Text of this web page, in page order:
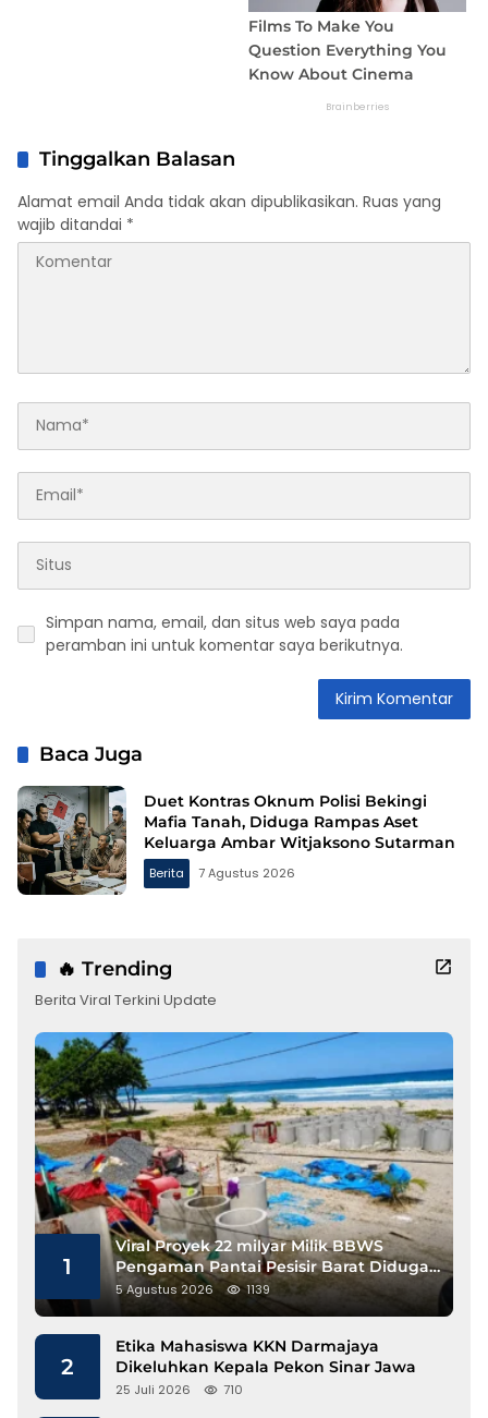
Tinggalkan Balasan
Alamat email Anda tidak akan dipublikasikan. Ruas yang
wajib ditandai *
Simpan nama, email, dan situs web saya pada
peramban ini untuk komentar saya berikutnya.
Baca Juga
Duet Kontras Oknum Polisi Bekingi
Mafia Tanah, Diduga Rampas Aset
Keluarga Ambar Witjaksono Sutarman
Berita 7 Agustus 2026
🔥 Trending
Berita Viral Terkini Update
1
Viral Proyek 22 milyar Milik BBWS
Pengaman Pantai Pesisir Barat Diduga
Gunakan Besi Banci
5 Agustus 2026 1139
2
Etika Mahasiswa KKN Darmajaya
Dikeluhkan Kepala Pekon Sinar Jawa
25 Juli 2026 710